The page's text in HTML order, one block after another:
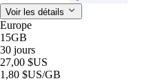
Voir les détails
Europe
15GB
30 jours
27,00 $US
1,80 $US/GB